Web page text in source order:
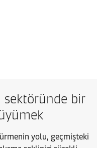
sektöründe bir
yolu, geçmişteki